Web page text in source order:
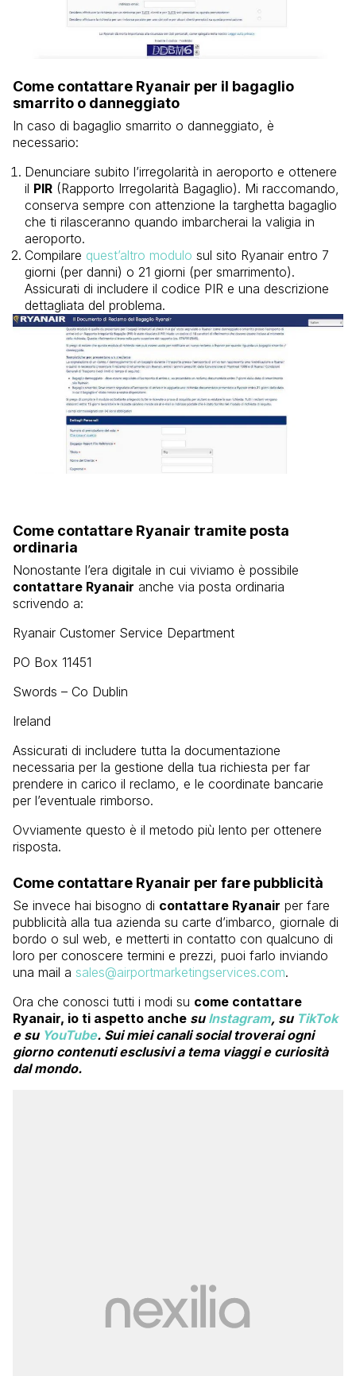
Come contattare Ryanair per il bagaglio
smarrito o danneggiato
In caso di bagaglio smarrito o danneggiato, è
necessario:
Denunciare subito l’irregolarità in aeroporto e ottenere
il PIR (Rapporto Irregolarità Bagaglio). Mi raccomando,
conserva sempre con attenzione la targhetta bagaglio
che ti rilasceranno quando imbarcherai la valigia in
aeroporto.
Compilare quest’altro modulo sul sito Ryanair entro 7
giorni (per danni) o 21 giorni (per smarrimento).
Assicurati di includere il codice PIR e una descrizione
dettagliata del problema.
Come contattare Ryanair tramite posta
ordinaria
Nonostante l’era digitale in cui viviamo è possibile
contattare Ryanair anche via posta ordinaria
scrivendo a:
Ryanair Customer Service Department
PO Box 11451
Swords – Co Dublin
Ireland
Assicurati di includere tutta la documentazione
necessaria per la gestione della tua richiesta per far
prendere in carico il reclamo, e le coordinate bancarie
per l’eventuale rimborso.
Ovviamente questo è il metodo più lento per ottenere
risposta.
Come contattare Ryanair per fare pubblicità
Se invece hai bisogno di contattare Ryanair per fare
pubblicità alla tua azienda su carte d’imbarco, giornale di
bordo o sul web, e metterti in contatto con qualcuno di
loro per conoscere termini e prezzi, puoi farlo inviando
una mail a sales@airportmarketingservices.com.
Ora che conosci tutti i modi su come contattare
Ryanair, io ti aspetto anche su Instagram, su TikTok
e su YouTube. Sui miei canali social troverai ogni
giorno contenuti esclusivi a tema viaggi e curiosità
dal mondo.